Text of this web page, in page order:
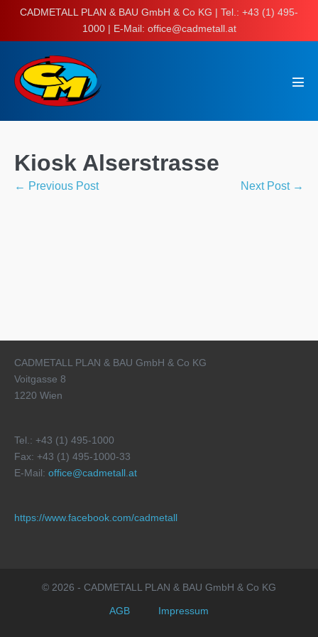
SkipCADMETALL PLAN & BAU GmbH & Co KG | Tel.: +43 (1) 495-
1000 | E-Mail: office@cadmetall.at
Kiosk Alserstrasse
Post
← Previous Post Next Post →
CADMETALL PLAN & BAU GmbH & Co KG
Voitgasse 8
1220 Wien
Tel.: +43 (1) 495-1000
Fax: +43 (1) 495-1000-33
E-Mail: office@cadmetall.at
https://www.facebook.com/cadmetall
© 2026 - CADMETALL PLAN & BAU GmbH & Co KG
AGB Impressum